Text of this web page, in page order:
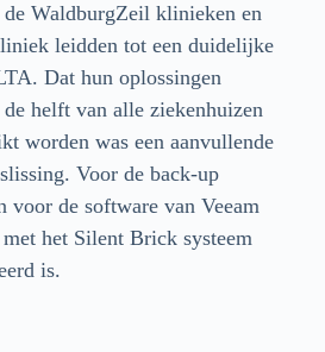
de WaldburgZeil klinieken en
leidden tot een duidelijke
Dat hun oplossingen
helft van alle ziekenhuizen
worden was een aanvullende
Voor de back-up
voor de software van Veeam
het Silent Brick systeem
is.